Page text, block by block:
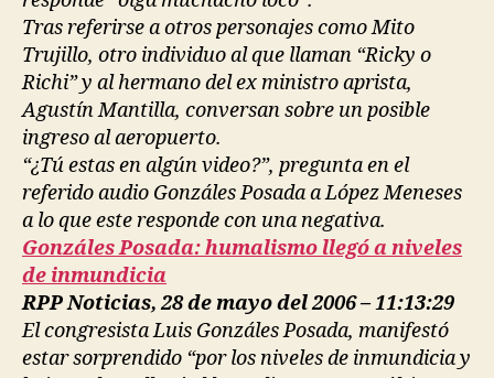
Tras referirse a otros personajes como Mito
Trujillo, otro individuo al que llaman “Ricky o
Richi” y al hermano del ex ministro aprista,
Agustín Mantilla, conversan sobre un posible
ingreso al aeropuerto.
“¿Tú estas en algún video?”, pregunta en el
referido audio Gonzáles Posada a López Meneses
a lo que este responde con una negativa.
Gonzáles Posada: humalismo llegó a niveles
de inmundicia
RPP Noticias, 28 de mayo del 2006 – 11:13:29
El congresista Luis Gonzáles Posada, manifestó
estar sorprendido “por los niveles de inmundicia y